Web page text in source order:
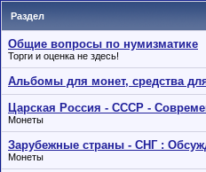
Раздел
Общие вопросы по нумизматике
Торги и оценка не здесь!
Альбомы для монет, средства
Царская Россия - СССР -
Монеты
Зарубежные страны - СНГ :
Монеты